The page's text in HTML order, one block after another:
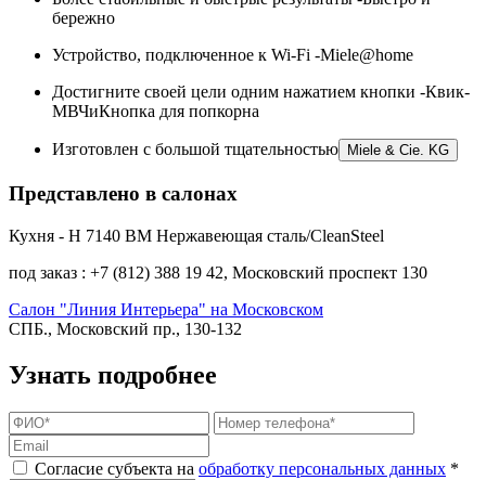
бережно
Устройство, подключенное к Wi-Fi -Miele@home
Достигните своей цели одним нажатием кнопки -Квик-
МВЧиКнопка для попкорна
Изготовлен с большой тщательностью Miele & Cie. KG
Представлено в салонах
Кухня - H 7140 BM Нержавеющая сталь/CleanSteel
под заказ : +7 (812) 388 19 42, Московский проспект 130
Салон "Линия Интерьера" на Московском
СПБ., Московский пр., 130-132
Узнать подробнее
Согласие субъекта на обработку персональных данных *